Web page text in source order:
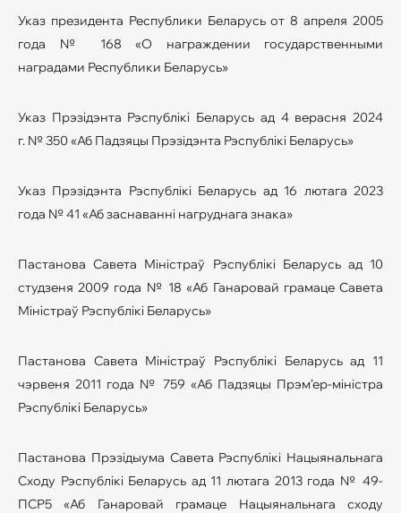
Указ президента Республики Беларусь от 8 апреля 2005
года № 168 «О награждении государственными
наградами Республики Беларусь»
Указ Прэзiдэнта Рэспублiкi Беларусь ад 4 верасня 2024
г. № 350«Аб Падзяцы Прэзiдэнта Рэспублiкi Беларусь»
Указ Прэзiдэнта Рэспублiкi Беларусь ад 16 лютага 2023
года № 41 «Аб заснаваннi нагруднага знака»
Пастанова Савета Мiнiстраў Рэспублiкi Беларусь ад 10
студзеня 2009 года № 18 «Аб Ганаровай грамаце Савета
Мiнiстраў Рэспублiкi Беларусь»
Пастанова Савета Мiнiстраў Рэспублiкi Беларусь ад 11
чэрвеня 2011 года № 759 «Аб Падзяцы Прэм’ер-мiнiстра
Рэспублiкi Беларусь»
Пастанова Прэзiдыума Савета Рэспублiкi Нацыянальнага
Сходу Рэспублiкi Беларусь ад 11 лютага 2013 года № 49-
ПСР5 «Аб Ганаровай грамаце Нацыянальнага сходу